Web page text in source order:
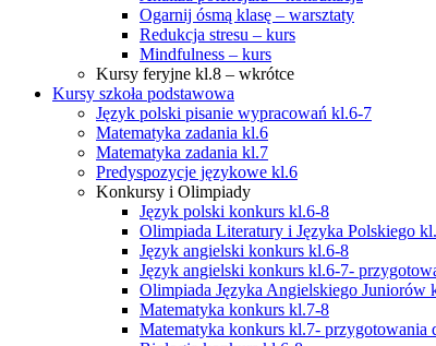
Ogarnij ósmą klasę – warsztaty
Redukcja stresu – kurs
Mindfulness – kurs
Kursy feryjne kl.8 – wkrótce
Kursy szkoła podstawowa
Język polski pisanie wypracowań kl.6-7
Matematyka zadania kl.6
Matematyka zadania kl.7
Predyspozycje językowe kl.6
Konkursy i Olimpiady
Język polski konkurs kl.6-8
Olimpiada Literatury i Języka Polskiego
Język angielski konkurs kl.6-8
Język angielski konkurs kl.6-7-
Olimpiada Języka Angielskiego Juniorów
Matematyka konkurs kl.7-8
Matematyka konkurs kl.7- przygotowania